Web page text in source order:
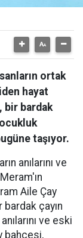
ortak
hayat
bir bardak
taşıyor.
anılarını ve
Aile Çay
çayın
ve eski
bahçesi,